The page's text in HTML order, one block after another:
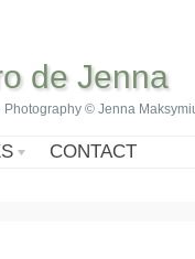
de Jenna
Photography © Jenna
CONTACT